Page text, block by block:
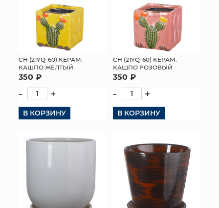
СН (21YQ-60) КЕРАМ.
КАШПО ЖЕЛТЫЙ
350 ₽
- +
В КОРЗИНУ
СН (21YQ-60) КЕРАМ.
КАШПО РОЗОВЫЙ
350 ₽
- +
В КОРЗИНУ